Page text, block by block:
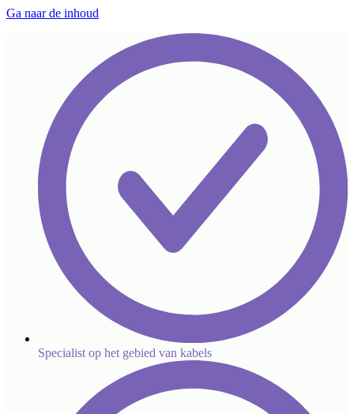
Ga naar de inhoud
Specialist op het gebied van kabels